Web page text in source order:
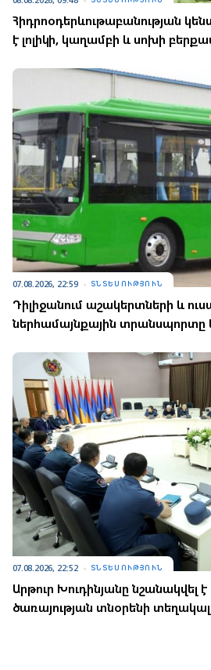
Հիդրոօդերևութաբանության
է լոլիկի, կաղամբի և սոխի
07.08.2026, 22:59 ՏՆՏԵՍՈՒԹՅՈՒՆ
Դիլիջանում աշակերտների և
ներհամայնքային
07.08.2026, 22:52 ՏՆՏԵՍՈՒԹՅՈՒՆ
Արթուր Խուդինյանը նշանակվել
ծառայության տնօրենի տեղակալ